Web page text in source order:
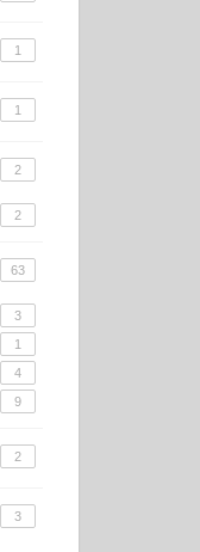
1
1
2
2
63
3
1
4
9
2
3